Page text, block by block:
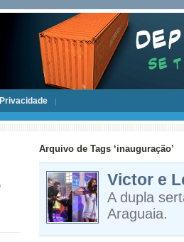
Privacidade
Arquivo de Tags ‘inauguração’
Victor e
A dupla
Araguaia.